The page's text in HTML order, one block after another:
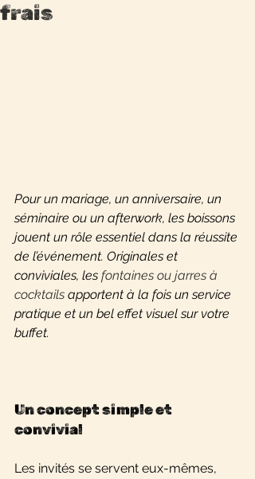
frais
Pour un mariage, un anniversaire, un
séminaire ou un afterwork, les boissons
jouent un rôle essentiel dans la réussite
de l’événement. Originales et
conviviales, les fontaines ou jarres à
cocktails apportent à la fois un service
pratique et un bel effet visuel sur votre
buffet.
Un concept simple et
convivial
Les invités se servent eux-mêmes,